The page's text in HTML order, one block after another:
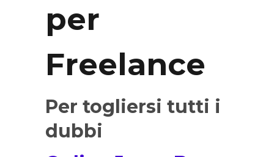
per
Freelance
Per togliersi tutti i
dubbi